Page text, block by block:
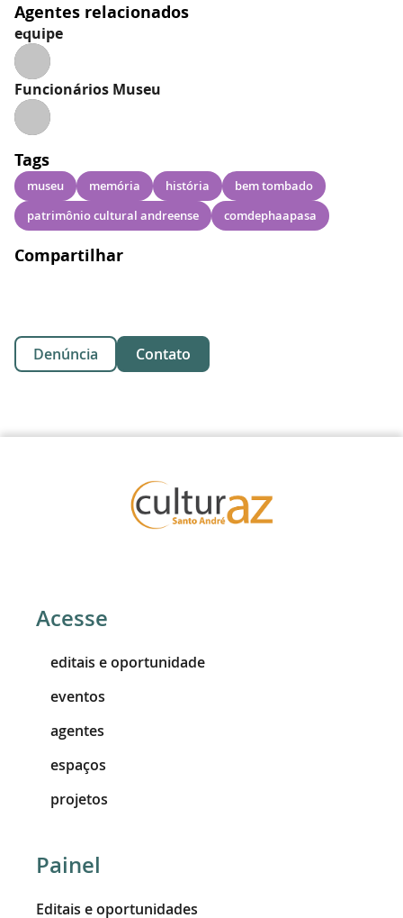
Agentes relacionados
equipe
Funcionários Museu
Tags
museu memória história
bem tombado
patrimônio cultural andreense
comdephaapasa
Compartilhar
Denúncia Contato
Acesse
editais e oportunidade
eventos
agentes
espaços
projetos
Painel
Editais e oportunidades